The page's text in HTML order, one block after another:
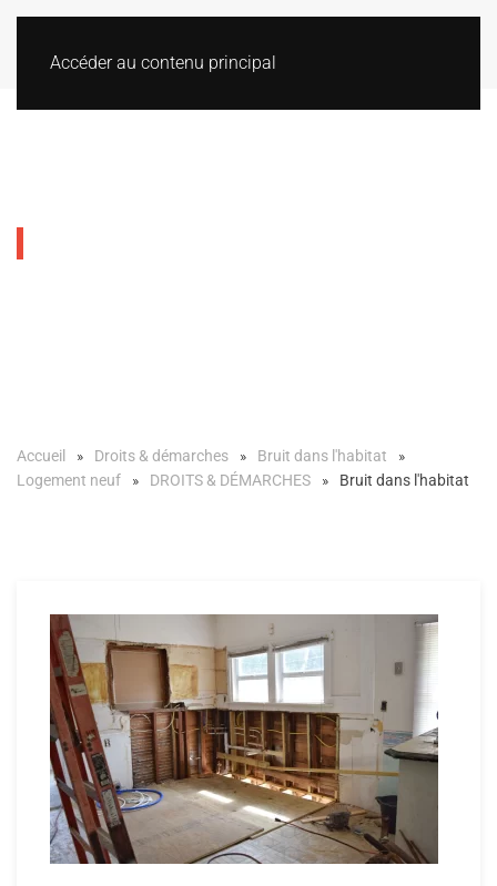
Accéder au contenu principal
Accueil Droits & démarches
Bruit dans l'habitat
Logement neuf
DROITS & DÉMARCHES Bruit dans l'habitat